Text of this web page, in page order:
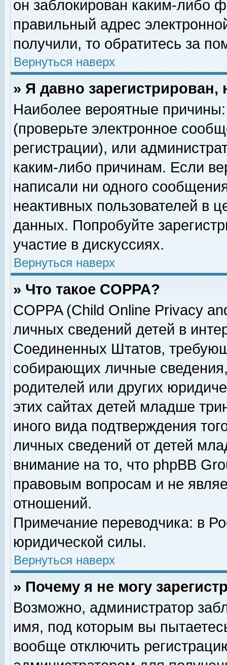
он заблокирован каким-либо
правильный адрес
получили, то обратитесь за
Вернуться наверх
» Я давно
Наиболее вероятные
(проверьте электронное
регистрации), или
каким-либо причинам. Если
написали ни одного
неактивных пользователей в
данных. Попробуйте
участие в дискуссиях.
Вернуться наверх
» Что такое COPPA?
COPPA (Child Online Privacy
личных сведений детей в
Соединенных Штатов,
собирающих личные
родителей или других
этих сайтах детей младше
иного вида подтверждения
личных сведений от детей
внимание на то, что phpBB
правовым вопросам и не
отношений.
Примечание переводчика: в
юридической силы.
Вернуться наверх
» Почему я не могу
Возможно, администратор
имя, под которым вы
вообще отключить